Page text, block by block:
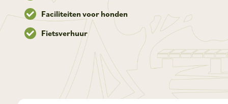
Faciliteiten voor honden
Fietsverhuur